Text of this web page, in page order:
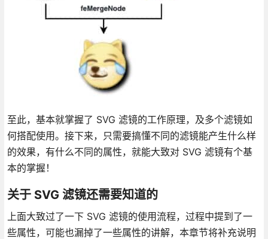
至此，基本就掌握了 SVG 滤镜的工作原理，及多个滤镜如
何搭配使用。接下来，只需要搞懂不同的滤镜能产生什么样
的效果，有什么不同的属性，就能大致对 SVG 滤镜有个基
本的掌握！
关于 SVG 滤镜还需要知道的
上面大致过了一下 SVG 滤镜的使用流程，过程中提到了一
些属性，可能也漏掉了一些属性的讲解，本章节将补充说明